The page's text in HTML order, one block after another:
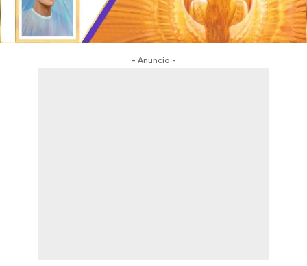
- Anuncio -